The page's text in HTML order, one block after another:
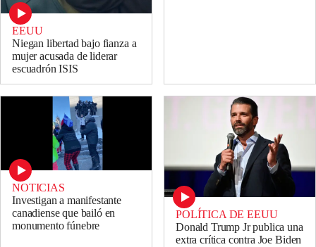
EEUU
Niegan libertad bajo fianza a
mujer acusada de liderar
escuadrón ISIS
NOTICIAS
Investigan a manifestante
canadiense que bailó en
monumento fúnebre
POLÍTICA DE EEUU
Donald Trump Jr publica una
extra crítica contra Joe Biden